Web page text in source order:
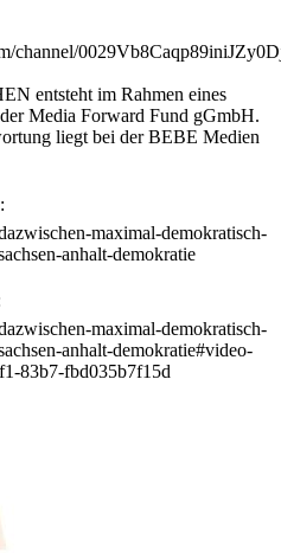
channel/
entsteht im Rahmen eines
Media Forward Fund gGmbH.
liegt bei der BEBE Medien
maximal-demokratisch-
anhalt-demokratie
maximal-demokratisch-
anhalt-demokratie#video-
83b7-fbd035b7f15d